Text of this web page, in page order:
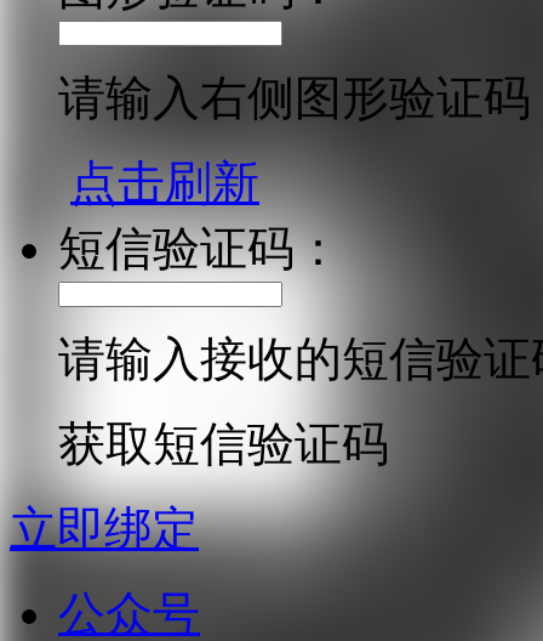
请输入右侧图形验证码
点击刷新
短信验证码：
请输入接收的短信验证
获取短信验证码
立即绑定
公众号